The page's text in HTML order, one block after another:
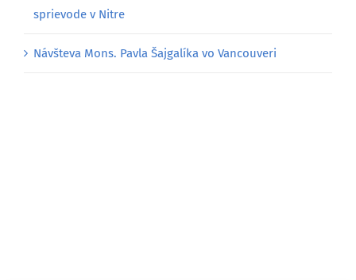
sprievode v Nitre
Návšteva Mons. Pavla Šajgalíka vo Vancouveri